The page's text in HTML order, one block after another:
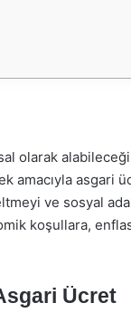
olarak
amacıyla asgari
ve sosyal
koşullara,
Ücret